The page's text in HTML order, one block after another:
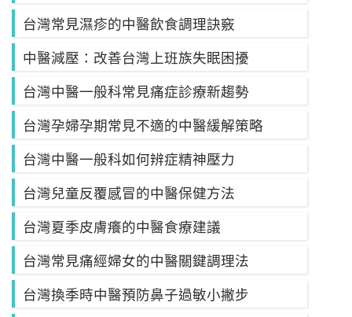
台灣常見濕疹的中醫飲食調理訣竅
中醫減壓：改善台灣上班族失眠困擾
台灣中醫一般科常見痛症診療新趨勢
台灣孕婦孕期常見不適的中醫緩解策略
台灣中醫一般科如何辨症精神壓力
台灣兒童反覆感冒的中醫保健方法
台灣夏季皮膚癢的中醫食療建議
台灣常見痛經婦女的中醫關鍵調理法
台灣換季時中醫預防鼻子過敏小撇步